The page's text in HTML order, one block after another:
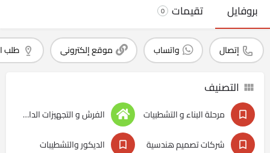
بروفايل تقيمات 0
إتصال واتساب موقع إلكتروني طلب
التصنيف
مرحلة البناء و التشطبيات
الفرش و التجهيزات الداخليه
شركات تصميم هندسية
الديكور والتشطيبات